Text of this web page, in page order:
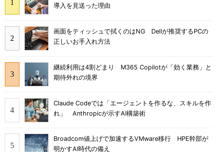
導入を見送った理由
画面をティッシュで拭くのはNG Dellが推奨するPCの
正しいお手入れ方法
継続利用は4割どまり M365 Copilotが「効く業務」と
期待外れの境界
Claude Codeでは「エージェントを作るな、スキルを作
れ」 Anthropicが示すAI構築術
Broadcom値上げで加速するVMware移行 HPE幹部が
明かすAI時代の備え